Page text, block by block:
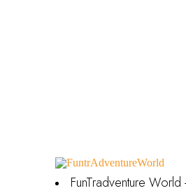
FunTradventure